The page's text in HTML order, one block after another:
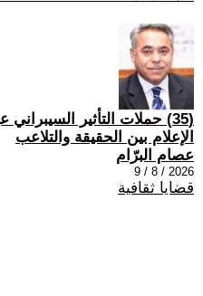
(35) حملات التأثير
الإعلام بين الحقيقة والتلاعب
عصام البرّام
2026 / 8 / 9
قضايا ثقافية